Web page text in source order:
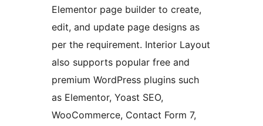
Elementor page builder to create,
edit, and update page designs as
per the requirement. Interior Layout
also supports popular free and
premium WordPress plugins such
as Elementor, Yoast SEO,
WooCommerce, Contact Form 7,